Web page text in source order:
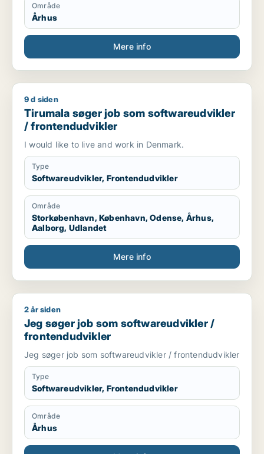
Område
Århus
Mere info
Tirumala søger job som softwareudvikler / frontendudvikler
9 d siden
Tirumala søger job som softwareudvikler
/ frontendudvikler
I would like to live and work in Denmark.
Type
Softwareudvikler, Frontendudvikler
Område
Storkøbenhavn, København, Odense, Århus,
Aalborg, Udlandet
Mere info
Jeg søger job som softwareudvikler / frontendudvikler
2 år siden
Jeg søger job som softwareudvikler /
frontendudvikler
Jeg søger job som softwareudvikler / frontendudvikler
Type
Softwareudvikler, Frontendudvikler
Område
Århus